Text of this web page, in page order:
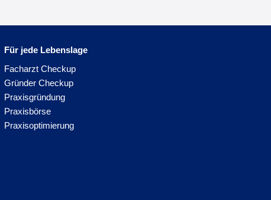
Für jede Lebenslage
Facharzt Checkup
Gründer Checkup
Praxisgründung
Praxisbörse
Praxisoptimierung